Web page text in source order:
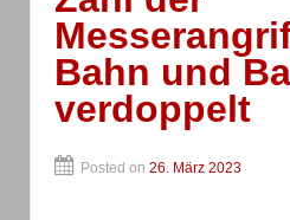
Bahn und
verdoppelt
Posted on 26. März 2023